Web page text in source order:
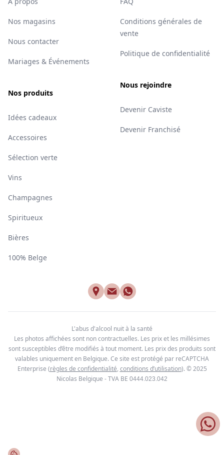
Nos magasins
Nous contacter
Mariages & Événements
Nos produits
Idées cadeaux
Accessoires
Sélection verte
Vins
Champagnes
Spiritueux
Bières
100% Belge
Conditions générales de
vente
Politique de confidentialité
Nous rejoindre
Devenir Caviste
Devenir Franchisé
L'abus d'alcool nuit à la santé
Les photos affichées sont non contractuelles. Les prix et les millésimes
sont susceptibles d’être modifiés à tout moment. Les prix des produits sont
valables uniquement en Belgique. Ce site est protégé par reCAPTCHA
Enterprise (règles de confidentialité, conditions d’utilisation). © 2025
Nicolas Belgique - TVA BE 0444.023.042